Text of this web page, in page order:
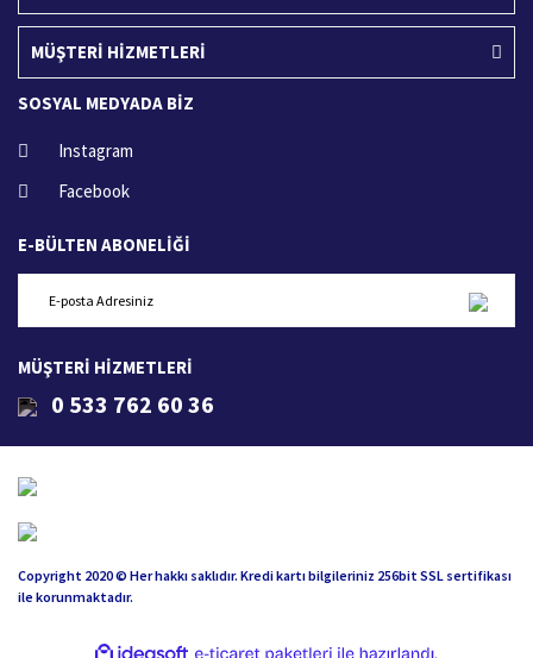
MÜŞTERİ HİZMETLERİ
SOSYAL MEDYADA BİZ
Instagram
Facebook
E-BÜLTEN ABONELİĞİ
MÜŞTERİ HİZMETLERİ
0 533 762 60 36
Copyright 2020 © Her hakkı saklıdır. Kredi kartı bilgileriniz 256bit SSL sertifikası
ile korunmaktadır.
ideasoft e-